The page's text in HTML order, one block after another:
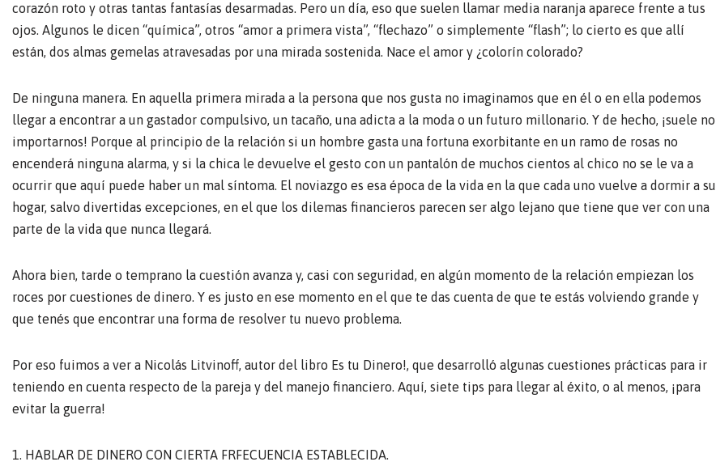
corazón roto y otras tantas fantasías desarmadas. Pero un día, eso que suelen llamar media naranja aparece frente a tus
ojos. Algunos le dicen “química”, otros “amor a primera vista”, “flechazo” o simplemente “flash”; lo cierto es que allí
están, dos almas gemelas atravesadas por una mirada sostenida. Nace el amor y ¿colorín colorado?
De ninguna manera. En aquella primera mirada a la persona que nos gusta no imaginamos que en él o en ella podemos
llegar a encontrar a un gastador compulsivo, un tacaño, una adicta a la moda o un futuro millonario. Y de hecho, ¡suele no
importarnos! Porque al principio de la relación si un hombre gasta una fortuna exorbitante en un ramo de rosas no
encenderá ninguna alarma, y si la chica le devuelve el gesto con un pantalón de muchos cientos al chico no se le va a
ocurrir que aquí puede haber un mal síntoma. El noviazgo es esa época de la vida en la que cada uno vuelve a dormir a su
hogar, salvo divertidas excepciones, en el que los dilemas financieros parecen ser algo lejano que tiene que ver con una
parte de la vida que nunca llegará.
Ahora bien, tarde o temprano la cuestión avanza y, casi con seguridad, en algún momento de la relación empiezan los
roces por cuestiones de dinero. Y es justo en ese momento en el que te das cuenta de que te estás volviendo grande y
que tenés que encontrar una forma de resolver tu nuevo problema.
Por eso fuimos a ver a Nicolás Litvinoff, autor del libro Es tu Dinero!, que desarrolló algunas cuestiones prácticas para ir
teniendo en cuenta respecto de la pareja y del manejo financiero. Aquí, siete tips para llegar al éxito, o al menos, ¡para
evitar la guerra!
1. HABLAR DE DINERO CON CIERTA FRFECUENCIA ESTABLECIDA.